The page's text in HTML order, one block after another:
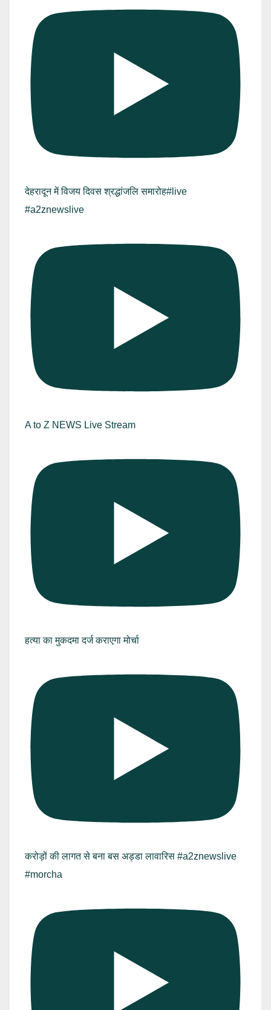
देहरादून में विजय दिवस श्रद्धांजलि समारोह#live
#a2znewslive
A to Z NEWS Live Stream
हत्या का मुकदमा दर्ज कराएगा मोर्चा
करोड़ों की लागत से बना बस अड्डा लावारिस #a2znewslive
#morcha